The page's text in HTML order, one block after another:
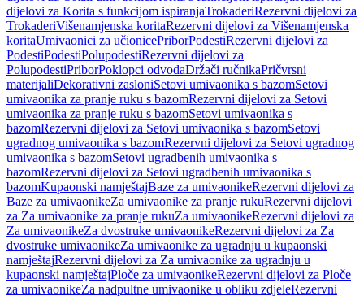
dijelovi za Korita s funkcijom ispiranjaTrokaderiRezervni dijelovi za
TrokaderiVišenamjenska koritaRezervni dijelovi za Višenamjenska
koritaUmivaonici za učionicePriborPodestiRezervni dijelovi za
PodestiPodestiPolupodestiRezervni dijelovi za
PolupodestiPriborPoklopci odvodaDržači ručnikaPričvrsni
materijaliDekorativni zasloniSetovi umivaonika s bazomSetovi
umivaonika za pranje ruku s bazomRezervni dijelovi za Setovi
umivaonika za pranje ruku s bazomSetovi umivaonika s
bazomRezervni dijelovi za Setovi umivaonika s bazomSetovi
ugradnog umivaonika s bazomRezervni dijelovi za Setovi ugradnog
umivaonika s bazomSetovi ugradbenih umivaonika s
bazomRezervni dijelovi za Setovi ugradbenih umivaonika s
bazomKupaonski namještajBaze za umivaonikeRezervni dijelovi za
Baze za umivaonikeZa umivaonike za pranje rukuRezervni dijelovi
za Za umivaonike za pranje rukuZa umivaonikeRezervni dijelovi za
Za umivaonikeZa dvostruke umivaonikeRezervni dijelovi za Za
dvostruke umivaonikeZa umivaonike za ugradnju u kupaonski
namještajRezervni dijelovi za Za umivaonike za ugradnju u
kupaonski namještajPloče za umivaonikeRezervni dijelovi za Ploče
za umivaonikeZa nadpultne umivaonike u obliku zdjeleRezervni